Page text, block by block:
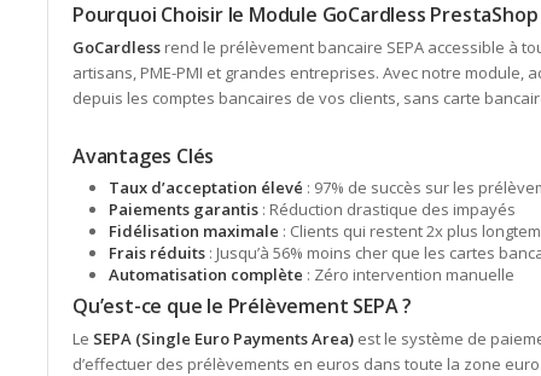
Pourquoi Choisir le Module GoCardless PrestaShop
GoCardless rend le prélèvement bancaire SEPA accessible à
artisans, PME-PMI et grandes entreprises. Avec notre module,
depuis les comptes bancaires de vos clients, sans carte
Avantages Clés
Taux d’acceptation élevé : 97% de succès sur les
Paiements garantis : Réduction drastique des impayés
Fidélisation maximale : Clients qui restent 2x plus
Frais réduits : Jusqu’à 56% moins cher que les cartes
Automatisation complète : Zéro intervention manuelle
Qu’est-ce que le Prélèvement SEPA ?
Le SEPA (Single Euro Payments Area) est le système de
d’effectuer des prélèvements en euros dans toute la zone